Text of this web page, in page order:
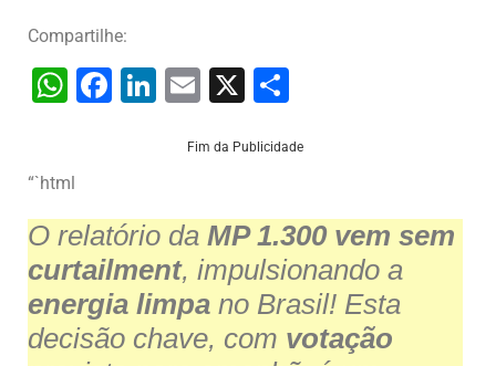
Compartilhe:
W
s
A
p
p
F
b
o
o
k
Li
dI
n
E
ai
X
ar
Fim da Publicidade
“`html
O relatório da MP 1.300 vem sem
curtailment, impulsionando a
energia limpa no Brasil! Esta
decisão chave, com votação